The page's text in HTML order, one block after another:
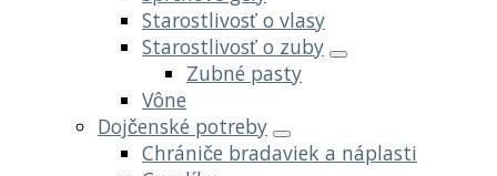
Starostlivosť o vlasy
Starostlivosť o zuby
Zubné pasty
Vône
Dojčenské potreby
Chrániče bradaviek a náplasti